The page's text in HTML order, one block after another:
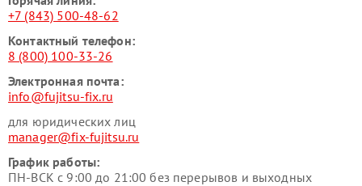
+7 (843) 500-48-62
Контактный телефон:
8 (800) 100-33-26
Электронная почта:
info@fujitsu-fix.ru
для юридических лиц
manager@fix-fujitsu.ru
График работы:
ПН-ВСК с 9:00 до 21:00 без перерывов и выходных